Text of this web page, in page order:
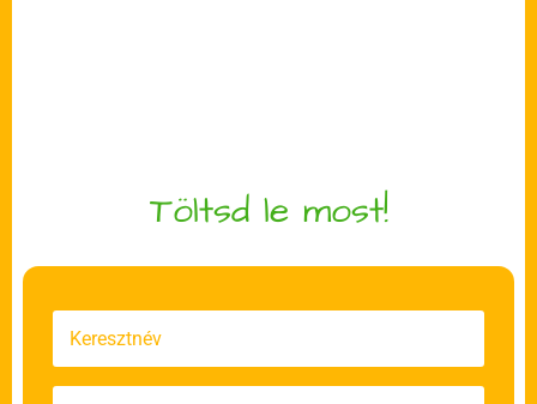
Töltsd le most!